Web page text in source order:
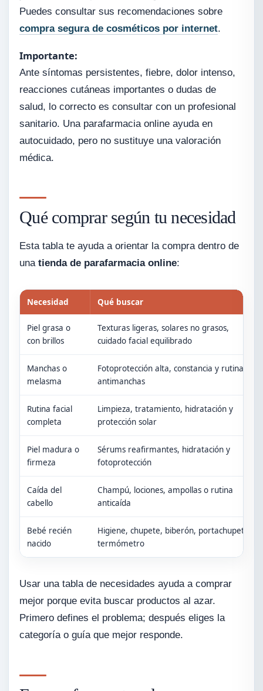
Puedes consultar sus recomendaciones sobre
compra segura de cosméticos por internet.
Importante:
Ante síntomas persistentes, fiebre, dolor intenso,
reacciones cutáneas importantes o dudas de
salud, lo correcto es consultar con un profesional
sanitario. Una parafarmacia online ayuda en
autocuidado, pero no sustituye una valoración
médica.
Qué comprar según tu necesidad
Esta tabla te ayuda a orientar la compra dentro de
una tienda de parafarmacia online:
Necesidad Qué buscar
Piel grasa o
con brillos
Texturas ligeras, solares no grasos,
cuidado facial equilibrado
Manchas o
melasma
Fotoprotección alta, constancia y rutina
antimanchas
Rutina facial
completa
Limpieza, tratamiento, hidratación y
protección solar
Piel madura o
firmeza
Sérums reafirmantes, hidratación y
fotoprotección
Caída del
cabello
Champú, lociones, ampollas o rutina
anticaída
Bebé recién
nacido
Higiene, chupete, biberón, portachupete y
termómetro
Usar una tabla de necesidades ayuda a comprar
mejor porque evita buscar productos al azar.
Primero defines el problema; después eliges la
categoría o guía que mejor responde.